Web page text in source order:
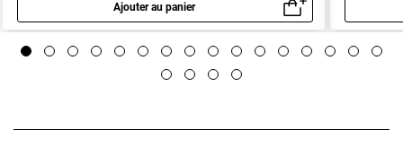
Ajouter au panier
Aperçu rapide